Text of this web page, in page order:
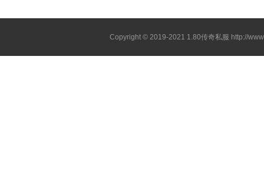
Copyright © 2019-2021 1.80传奇私服 http://